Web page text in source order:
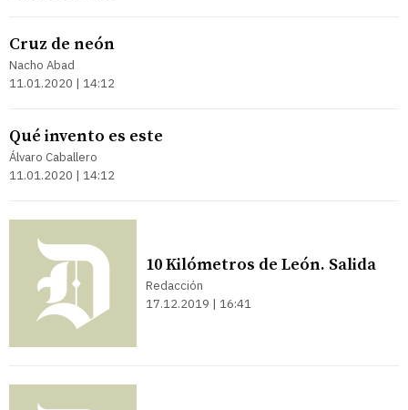
Cruz de neón
Nacho Abad
11.01.2020 | 14:12
Qué invento es este
Álvaro Caballero
11.01.2020 | 14:12
10 Kilómetros de León. Salida
Redacción
17.12.2019 | 16:41